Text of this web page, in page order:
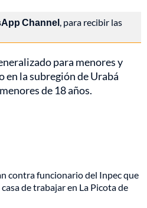
Channel , para recibir las
para menores y
en la subregión de Urabá
de 18 años.
contra funcionario del Inpec que
casa de trabajar en La Picota de